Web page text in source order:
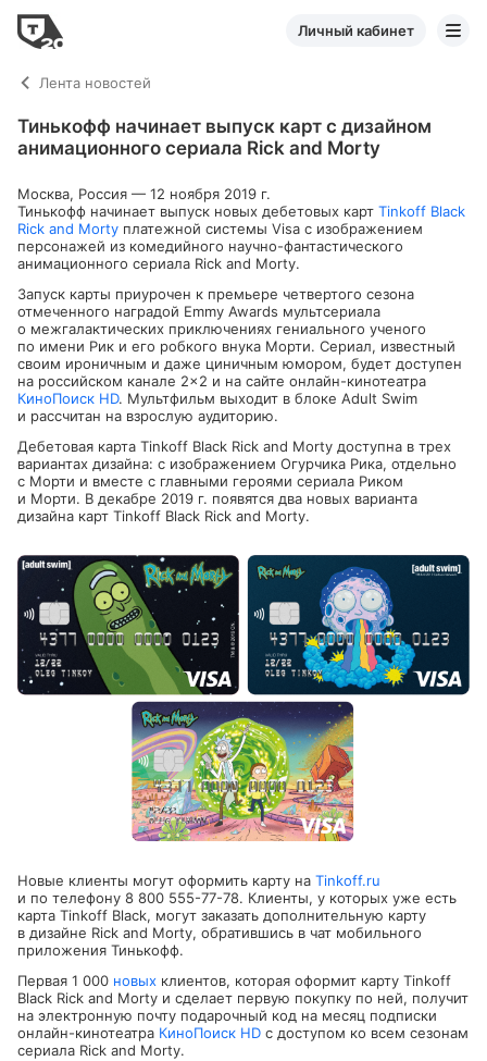
Личный кабинет
Лента новостей
Тинькофф начинает выпуск карт с дизайном
анимационного сериала Rick and Morty
Москва, Россия — 12 ноября 2019 г.
Тинькофф начинает выпуск новых дебетовых карт Tinkoff Black
Rick and Morty платежной системы Visa с изображением
персонажей из комедийного научно-фантастического
анимационного сериала Rick and Morty.
Запуск карты приурочен к премьере четвертого сезона
отмеченного наградой Emmy Awards мультсериала
о межгалактических приключениях гениального ученого
по имени Рик и его робкого внука Морти. Сериал, известный
своим ироничным и даже циничным юмором, будет доступен
на российском канале 2×2 и на сайте онлайн-кинотеатра
КиноПоиск HD. Мультфильм выходит в блоке Adult Swim
и рассчитан на взрослую аудиторию.
Дебетовая карта Tinkoff Black Rick and Morty доступна в трех
вариантах дизайна: с изображением Огурчика Рика, отдельно
с Морти и вместе с главными героями сериала Риком
и Морти. В декабре 2019 г. появятся два новых варианта
дизайна карт Tinkoff Black Rick and Morty.
Новые клиенты могут оформить карту на Tinkoff.ru
и по телефону 8 800 555-77-78. Клиенты, у которых уже есть
карта Tinkoff Black, могут заказать дополнительную карту
в дизайне Rick and Morty, обратившись в чат мобильного
приложения Тинькофф.
Первая 1 000 новых клиентов, которая оформит карту Tinkoff
Black Rick and Morty и сделает первую покупку по ней, получит
на электронную почту подарочный код на месяц подписки
онлайн-кинотеатра КиноПоиск HD с доступом ко всем сезонам
сериала Rick and Morty.